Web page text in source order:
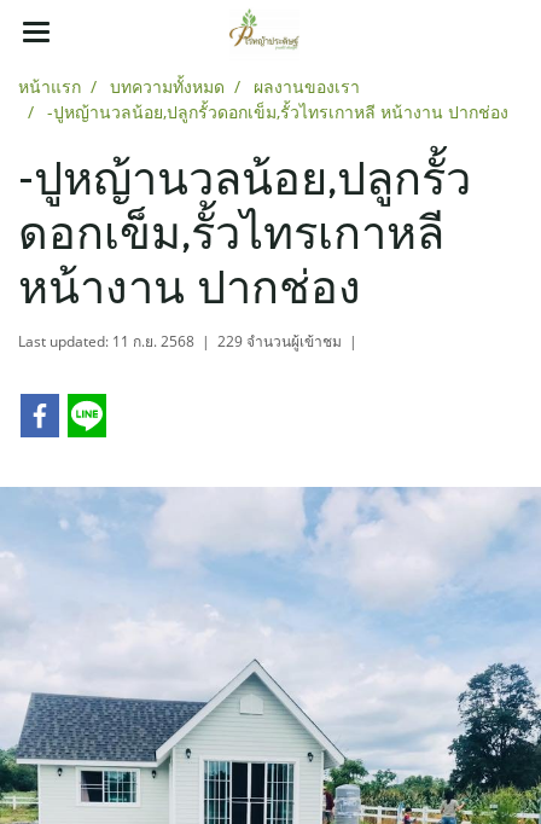
หน้าแรก บทความทั้งหมด
ผลงานของเรา
-ปูหญ้านวลน้อย,ปลูกรั้วดอกเข็ม,รั้วไทรเกาหลี หน้างาน ปากช่อง
-ปูหญ้านวลน้อย,ปลูกรั้ว
ดอกเข็ม,รั้วไทรเกาหลี
หน้างาน ปากช่อง
Last updated: 11 ก.ย. 2568 | 229 จำนวนผู้เข้าชม |